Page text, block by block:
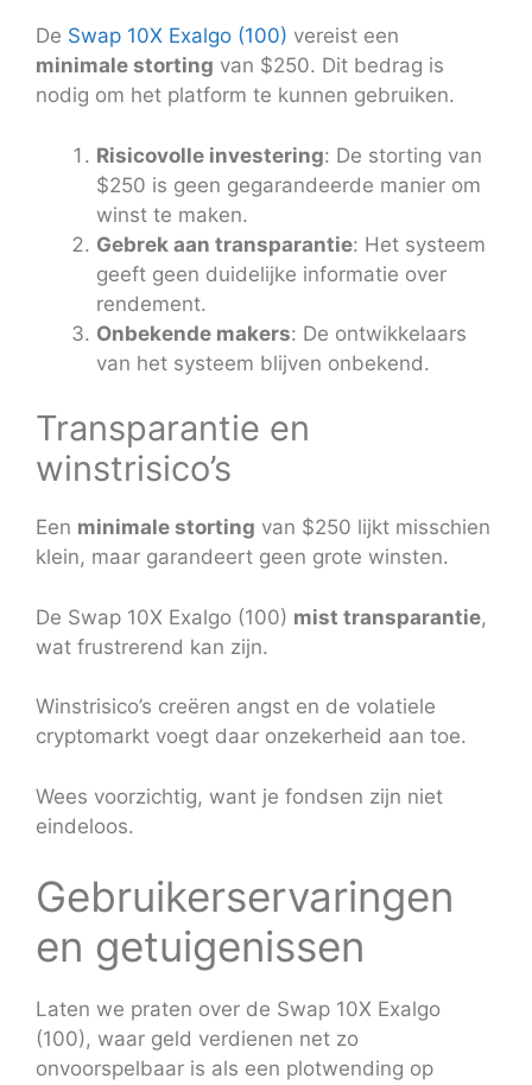
De Swap 10X Exalgo (100) vereist een
minimale storting van $250. Dit bedrag is
nodig om het platform te kunnen gebruiken.
Risicovolle investering: De storting van
$250 is geen gegarandeerde manier om
winst te maken.
Gebrek aan transparantie: Het systeem
geeft geen duidelijke informatie over
rendement.
Onbekende makers: De ontwikkelaars
van het systeem blijven onbekend.
Transparantie en
winstrisico’s
Een minimale storting van $250 lijkt misschien
klein, maar garandeert geen grote winsten.
De Swap 10X Exalgo (100) mist transparantie,
wat frustrerend kan zijn.
Winstrisico’s creëren angst en de volatiele
cryptomarkt voegt daar onzekerheid aan toe.
Wees voorzichtig, want je fondsen zijn niet
eindeloos.
Gebruikerservaringen
en getuigenissen
Laten we praten over de Swap 10X Exalgo
(100), waar geld verdienen net zo
onvoorspelbaar is als een plotwending op